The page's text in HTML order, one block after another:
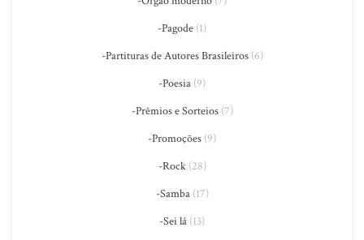
-Pagode (1)
-Partituras de Autores Brasileiros(6)
-Poesia (9)
-Prêmios e Sorteios(7)
-Promoções (9)
-Rock(28)
-Samba(17)
-Sei lá (13)